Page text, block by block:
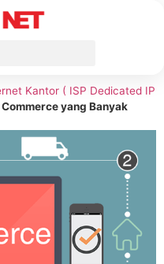
Kantor ( ISP Dedicated IP
yang Banyak